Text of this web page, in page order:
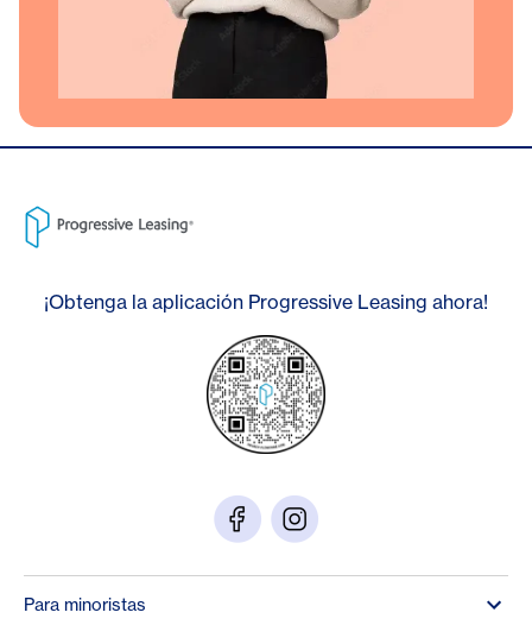
¡Obtenga la aplicación Progressive Leasing ahora!
Para minoristas